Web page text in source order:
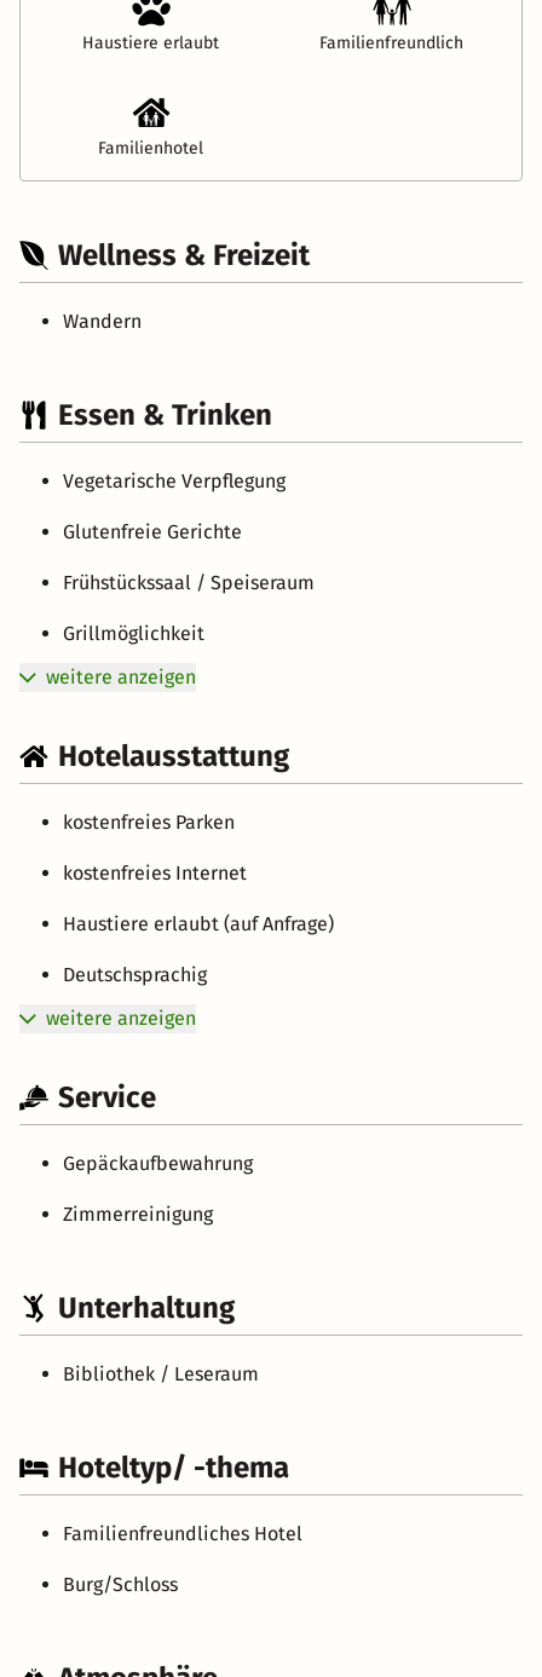
Haustiere erlaubt Familienfreundlich
Familienhotel
Wellness & Freizeit
Wandern
Essen & Trinken
Vegetarische Verpflegung
Glutenfreie Gerichte
Frühstückssaal / Speiseraum
Grillmöglichkeit
weitere anzeigen
Hotelausstattung
kostenfreies Parken
kostenfreies Internet
Haustiere erlaubt (auf Anfrage)
Deutschsprachig
weitere anzeigen
Service
Gepäckaufbewahrung
Zimmerreinigung
Unterhaltung
Bibliothek / Leseraum
Hoteltyp/ -thema
Familienfreundliches Hotel
Burg/Schloss